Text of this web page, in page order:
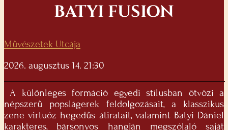
BATYI FUSION
Művészetek Utcája
2026. augusztus 14. 21:30
A különleges formáció egyedi stílusban ötvözi a
népszerű popslágerek feldolgozásait, a klasszikus
zene virtuóz hegedűs átiratait, valamint Batyi Dániel
karakteres, bársonyos hangján megszólaló saját